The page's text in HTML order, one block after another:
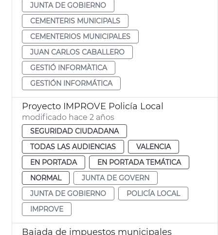
JUNTA DE GOBIERNO
CEMENTERIS MUNICIPALS
CEMENTERIOS MUNICIPALES
JUAN CARLOS CABALLERO
GESTIÓ INFORMÀTICA
GESTIÓN INFORMÁTICA
Proyecto IMPROVE Policía Local
modificado hace 2 años
SEGURIDAD CIUDADANA
TODAS LAS AUDIENCIAS
VALENCIA
EN PORTADA
EN PORTADA TEMÁTICA
NORMAL
JUNTA DE GOVERN
JUNTA DE GOBIERNO
POLICÍA LOCAL
IMPROVE
Bajada de impuestos municipales